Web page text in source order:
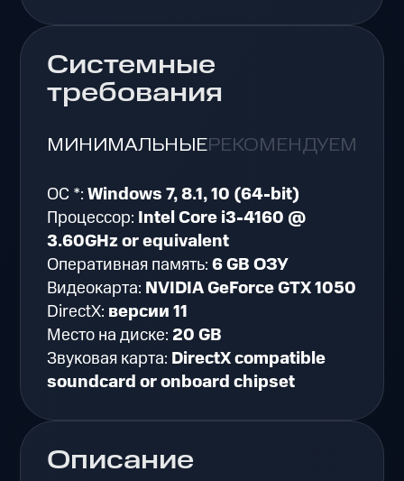
Описание
Системные
требования
МИНИМАЛЬНЫЕРЕКОМЕНДУЕМЫЕ
ОС *:Windows 7, 8.1, 10 (64-bit)
Процессор: Intel Core i3-4160 @
3.60GHz or equivalent
Оперативная память:6 GB ОЗУ
Видеокарта: NVIDIA GeForce GTX 1050
DirectX: версии 11
Место на диске: 20 GB
Звуковая карта: DirectX compatible
soundcard or onboard chipset